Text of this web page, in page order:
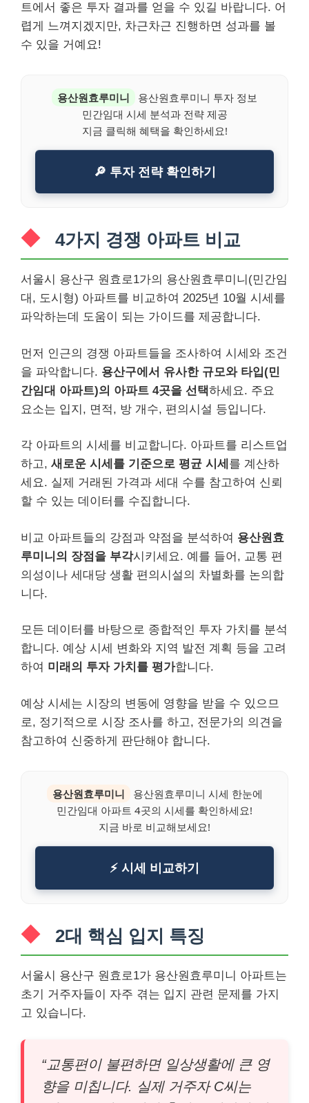
트에서 좋은 투자 결과를 얻을 수 있길 바랍니다. 어
렵게 느껴지겠지만, 차근차근 진행하면 성과를 볼
수 있을 거예요!
용산원효루미니
용산원효루미니 투자 정보
민간임대 시세 분석과 전략 제공
지금 클릭해 혜택을 확인하세요!
🔎 투자 전략 확인하기
4가지 경쟁 아파트 비교
서울시 용산구 원효로1가의 용산원효루미니(민간임
대, 도시형) 아파트를 비교하여 2025년 10월 시세를
파악하는데 도움이 되는 가이드를 제공합니다.
먼저 인근의 경쟁 아파트들을 조사하여 시세와 조건
을 파악합니다. 용산구에서 유사한 규모와 타입(민
간임대 아파트)의 아파트 4곳을 선택하세요. 주요
요소는 입지, 면적, 방 개수, 편의시설 등입니다.
각 아파트의 시세를 비교합니다. 아파트를 리스트업
하고, 새로운 시세를 기준으로 평균 시세 를 계산하
세요. 실제 거래된 가격과 세대 수를 참고하여 신뢰
할 수 있는 데이터를 수집합니다.
비교 아파트들의 강점과 약점을 분석하여 용산원효
루미니의 장점을 부각시키세요. 예를 들어, 교통 편
의성이나 세대당 생활 편의시설의 차별화를 논의합
니다.
모든 데이터를 바탕으로 종합적인 투자 가치를 분석
합니다. 예상 시세 변화와 지역 발전 계획 등을 고려
하여 미래의 투자 가치를 평가합니다.
예상 시세는 시장의 변동에 영향을 받을 수 있으므
로, 정기적으로 시장 조사를 하고, 전문가의 의견을
참고하여 신중하게 판단해야 합니다.
용산원효루미니
용산원효루미니 시세 한눈에
민간임대 아파트 4곳의 시세를 확인하세요!
지금 바로 비교해보세요!
⚡ 시세 비교하기
2대 핵심 입지 특징
서울시 용산구 원효로1가 용산원효루미니 아파트는
초기 거주자들이 자주 겪는 입지 관련 문제를 가지
고 있습니다.
“교통편이 불편하면 일상생활에 큰 영
향을 미칩니다. 실제 거주자 C씨는